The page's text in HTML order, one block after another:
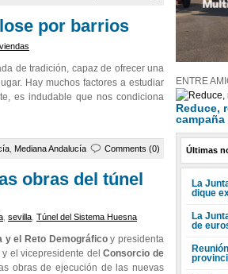
por barrios
de tradición, capaz de ofrecer una
Hay muchos factores a estudiar
es indudable que nos condiciona
Mediana Andalucía Comments (0)
obras del túnel
sevilla Túnel del Sistema Huesna
y el Reto Demográficoy presidenta
y el vicepresidente delConsorcio de
obras de ejecución de las nuevas
ENTRE
Reduce,
campaña
Últimas
La
dique
La
de